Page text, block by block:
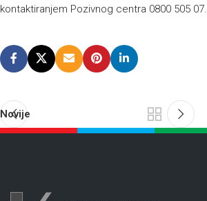
kontaktiranjem Pozivnog centra 0800 505 07.
Novije